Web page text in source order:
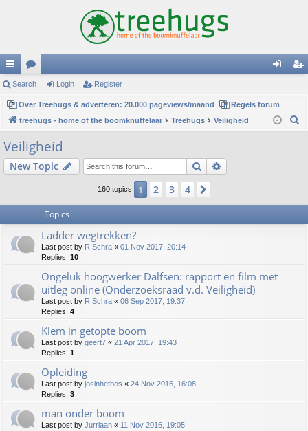
ui
ck
lin
ks
or
u
m
s
in
er
Search Login Register
Over Treehugs & adverteren: 20.000 pageviews/maand
Regels forum
treehugs - home of the boomknuffelaar
Treehugs Veiligheid
Veiligheid
New Topic Search
160 topics 1 2 3 4
Topics
Ladder wegtrekken?
Last post by R Schra « 01 Nov 2017, 20:14
Replies: 10
Ongeluk hoogwerker Dalfsen: rapport en film met
uitleg online (Onderzoeksraad v.d. Veiligheid)
Last post by R Schra « 06 Sep 2017, 19:37
Replies: 4
Klem in getopte boom
Last post by geert7 « 21 Apr 2017, 19:43
Replies: 1
Opleiding
Last post by josinhetbos « 24 Nov 2016, 16:08
Replies: 3
man onder boom
Last post by Jurriaan « 11 Nov 2016, 19:05